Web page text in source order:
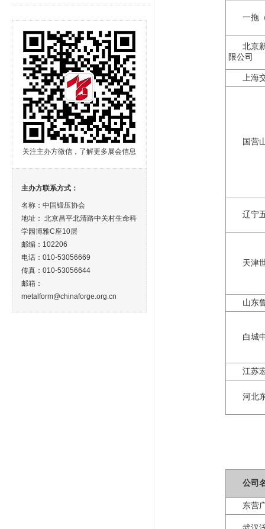
关注主办方微信，了解更多展会信息
主办方联系方式：
名称：中国锻压协会
地址： 北京昌平北清路中关村生命科
学园博雅C座10层
邮编：102206
电话：010-53056669
传真：010-53056644
邮箱：
metalform@chinaforge.org.cn
一拖
北京
限公司
上海
国营
辽宁
天津
山东
白城
江苏
河北
公司
东营